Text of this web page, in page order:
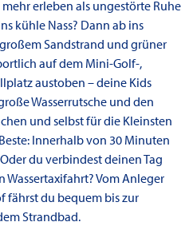
erleben als ungestörte Ruhe
kühle Nass? Dann ab ins
Sandstrand und grüner
auf dem Mini-Golf-,
austoben – deine Kids
Wasserrutsche und den
und selbst für die Kleinsten
Innerhalb von 30 Minuten
du verbindest deinen Tag
Vom Anleger
fährst du bequem bis zur
Strandbad.